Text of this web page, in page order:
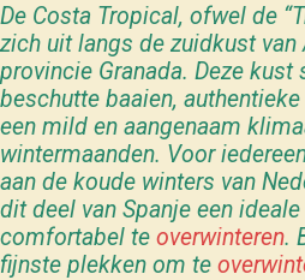
De Costa Tropical, ofwel de
zich uit langs de zuidkust van
provincie Granada. Deze
beschutte baaien,
een mild en aangenaam
wintermaanden. Voor
aan de koude winters van
dit deel van Spanje een
comfortabel te overwinteren.
fijnste plekken om te